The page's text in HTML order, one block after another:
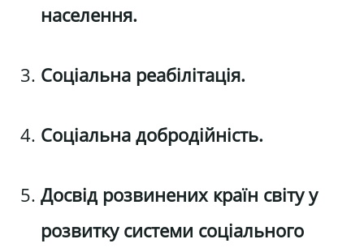
населення.
Соціальна реабілітація.
Соціальна добродійність.
Досвід розвинених країн світу у
розвитку системи соціального